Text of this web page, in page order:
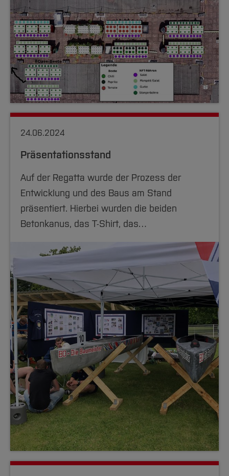
24.06.2024
Präsentationsstand
Auf der Regatta wurde der Prozess der
Entwicklung und des Baus am Stand
präsentiert. Hierbei wurden die beiden
Betonkanus, das T-Shirt, das…